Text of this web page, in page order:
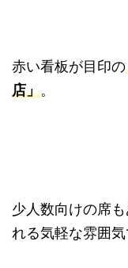
赤い看板が目印の
店」。
少人数向けの席
れる気軽な雰囲気